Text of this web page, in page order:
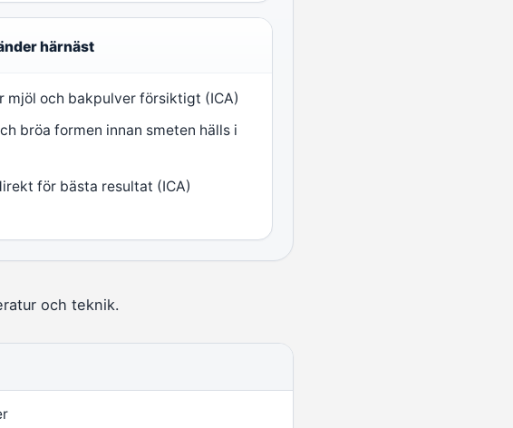
härnäst
mjöl och bakpulver försiktigt (ICA)
bröa formen innan smeten hälls i
för bästa resultat (ICA)
och teknik.